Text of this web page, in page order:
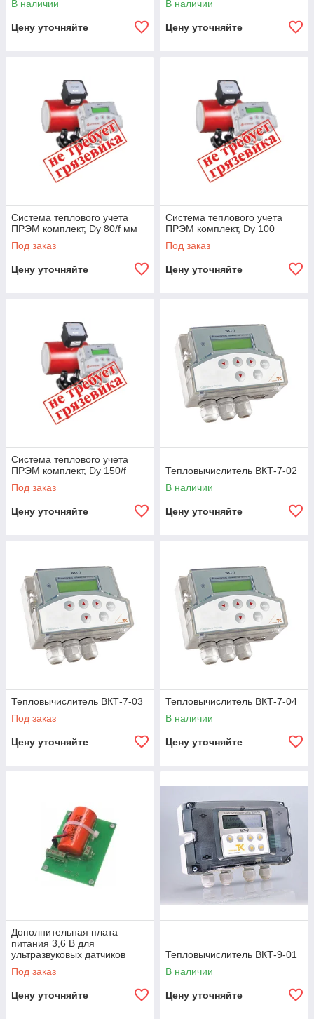
В наличии
Цену уточняйте
В наличии
Цену уточняйте
Система теплового учета
ПРЭМ комплект, Dy 80/f мм
Под заказ
Цену уточняйте
Система теплового учета
ПРЭМ комплект, Dy 100
Под заказ
Цену уточняйте
Система теплового учета
ПРЭМ комплект, Dy 150/f
Под заказ
Цену уточняйте
Тепловычислитель ВКТ-7-02
В наличии
Цену уточняйте
Тепловычислитель ВКТ-7-03
Под заказ
Цену уточняйте
Тепловычислитель ВКТ-7-04
В наличии
Цену уточняйте
Дополнительная плата
питания 3,6 В для
ультразвуковых датчиков
расхода
Под заказ
Цену уточняйте
Тепловычислитель ВКТ-9-01
В наличии
Цену уточняйте